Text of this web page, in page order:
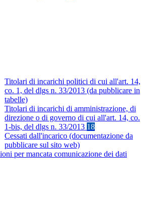
Titolari di incarichi politici di cui all'art. 14,
co. 1, del dlgs n. 33/2013 (da pubblicare in
tabelle)
Titolari di incarichi di amministrazione, di
direzione o di governo di cui all'art. 14, co.
1-bis, del dlgs n. 33/2013 18
Cessati dall'incarico (documentazione da
pubblicare sul sito web)
per mancata comunicazione dei dati